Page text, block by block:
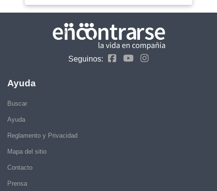
Seguinos:
Ayuda
Buscar
Ayuda
Reglamento y Privacidad
Mapa del sitio
Contacto
Prensa